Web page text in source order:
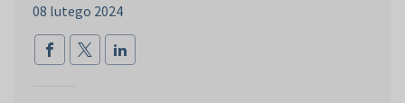
08 lutego 2024